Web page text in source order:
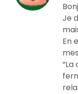
Je
En